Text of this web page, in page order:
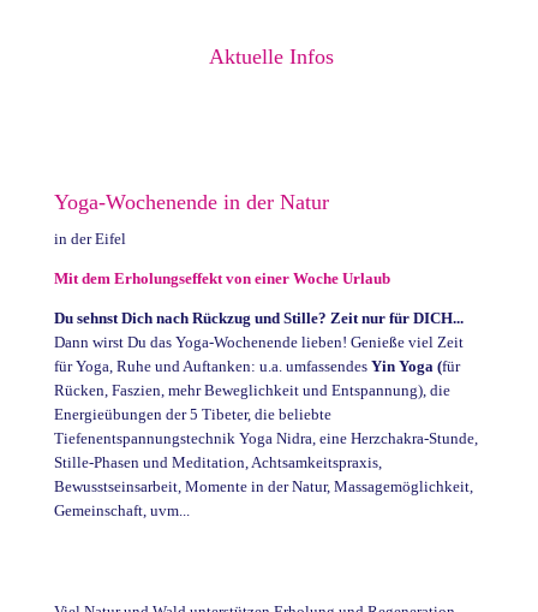
Aktuelle Infos
Yoga-Wochenende in der Natur
in der Eifel
Mit dem Erholungseffekt von einer Woche Urlaub
Du sehnst Dich nach Rückzug und Stille? Zeit nur für DICH...
Dann wirst Du das Yoga-Wochenende lieben! Genieße viel Zeit
für Yoga, Ruhe und Auftanken: u.a. umfassendes Yin Yoga (für
Rücken, Faszien, mehr Beweglichkeit und Entspannung), die
Energieübungen der 5 Tibeter, die beliebte
Tiefenentspannungstechnik Yoga Nidra, eine Herzchakra-Stunde,
Stille-Phasen und Meditation, Achtsamkeitspraxis,
Bewusstseinsarbeit, Momente in der Natur, Massagemöglichkeit,
Gemeinschaft, uvm...